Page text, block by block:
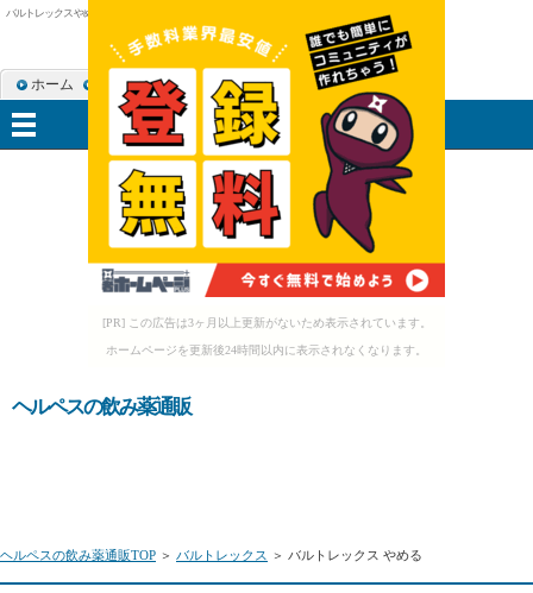
[PR] この広告は3ヶ月以上更新がないため表示されています。
ホームページを更新後24時間以内に表示されなくなります。
バルトレックス やめる
ヘルペスの飲み薬通販
ヘルペスの飲み薬通販TOP ＞ バルトレックス ＞ バルトレックス やめる
ホーム RSS購読 サイトマップ
メニュー